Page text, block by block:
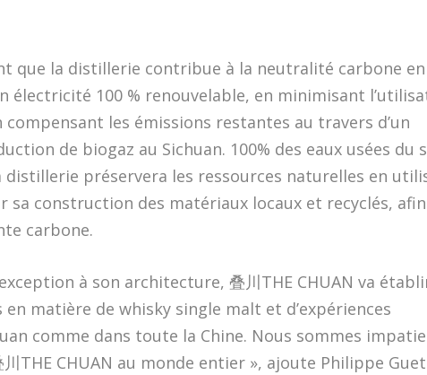
que la distillerie contribue à la neutralité carbone en
électricité 100 % renouvelable, en minimisant
les émissions restantes au travers d’un
de biogaz au Sichuan. 100% des eaux usées du
préservera les ressources naturelles en
sa construction des matériaux locaux et recyclés,
carbone.
à son architecture, 叠川THE CHUAN va
en matière de whisky single malt et d’expériences
comme dans toute la Chine. Nous sommes
THE CHUAN au monde entier », ajoute Philippe